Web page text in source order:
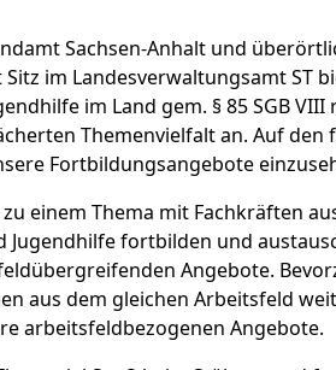
Sachsen-Anhalt und
Sitz im Landesverwaltungsamt ST
im Land gem. § 85 SGB
Themenvielfalt an. Auf den
Fortbildungsangebote
zu einem Thema mit Fachkräften
Jugendhilfe fortbilden und
Angebote.
aus dem gleichen Arbeitsfeld
arbeitsfeldbezogenen Angebote.